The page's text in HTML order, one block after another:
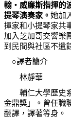
翰‧ 威廉斯指揮的
提琴演奏家。 她加
揮家和小提琴家共
加入芝加哥交響樂
到民間與社區不遺
○譯者簡介
林靜華
輔仁大學歷史系
金鼎獎 」。曾任職
翻譯，譯著等身。